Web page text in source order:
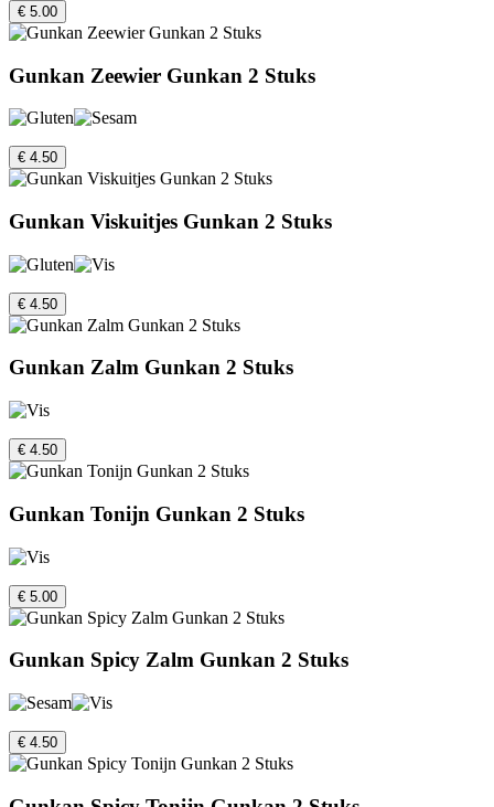
€ 5.00
Gunkan Zeewier Gunkan 2 Stuks
€ 4.50
Gunkan Viskuitjes Gunkan 2 Stuks
€ 4.50
Gunkan Zalm Gunkan 2 Stuks
€ 4.50
Gunkan Tonijn Gunkan 2 Stuks
€ 5.00
Gunkan Spicy Zalm Gunkan 2 Stuks
€ 4.50